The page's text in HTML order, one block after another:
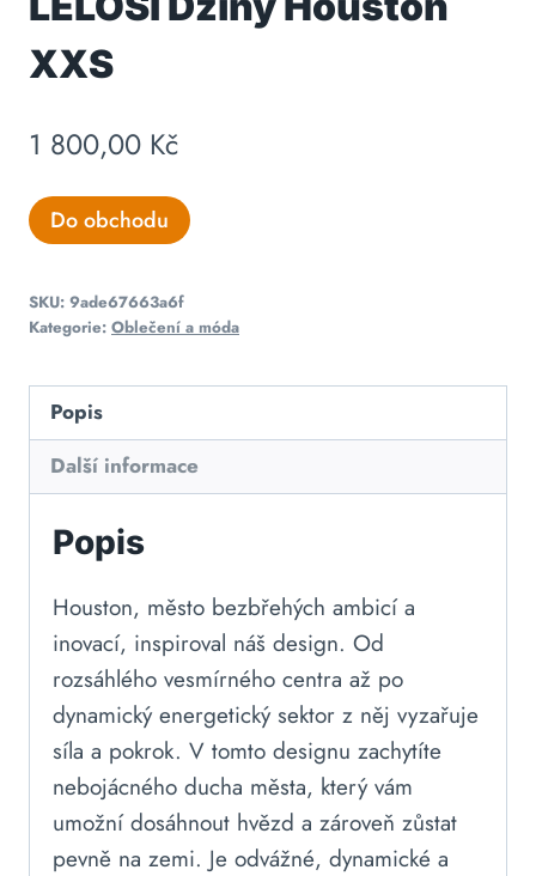
XXS
1 800,00 Kč
Do obchodu
SKU: 9ade67663a6f
Kategorie: Oblečení a móda
Popis
Další informace
Popis
Houston, město bezbřehých ambicí a
inovací, inspiroval náš design. Od
rozsáhlého vesmírného centra až po
dynamický energetický sektor z něj vyzařuje
síla a pokrok. V tomto designu zachytíte
nebojácného ducha města, který vám
umožní dosáhnout hvězd a zároveň zůstat
pevně na zemi. Je odvážné, dynamické a